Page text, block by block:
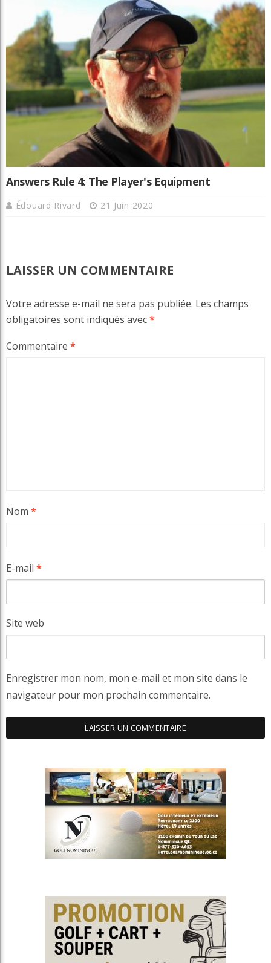
Answers Rule 4: The Player's Equipment
Édouard Rivard 21 Juin 2020
LAISSER UN COMMENTAIRE
Votre adresse e-mail ne sera pas publiée. Les champs
obligatoires sont indiqués avec*
Commentaire *
Nom *
E-mail *
Site web
Enregistrer mon nom, mon e-mail et mon site dans le
navigateur pour mon prochain commentaire.